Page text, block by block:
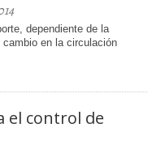
dependiente de la
en la circulación
el control de